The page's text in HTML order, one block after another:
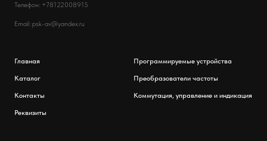
Телефон: +78122008915
Email: psk-av@yandex.ru
Главная
Каталог
Контакты
Реквизиты
Программируемые устройства
Преобразователи частоты
Коммутация, управление и индикация